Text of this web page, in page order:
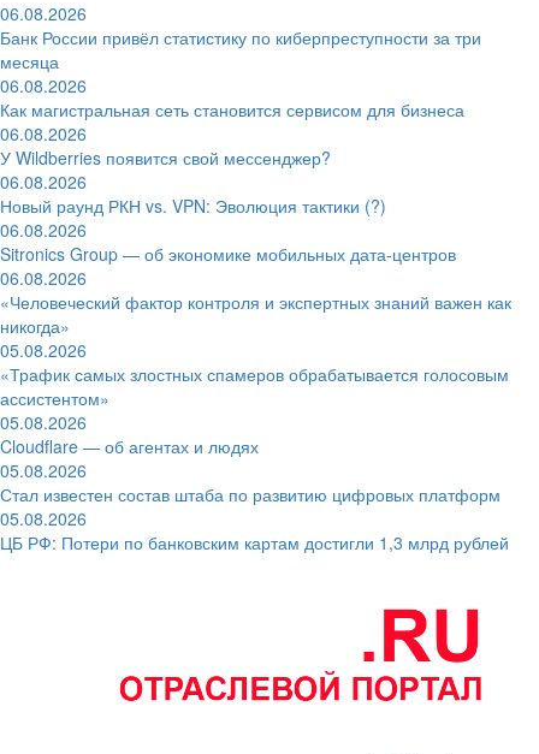
06.08.2026
Банк России привёл статистику по киберпреступности за три
месяца
06.08.2026
Как магистральная сеть становится сервисом для бизнеса
06.08.2026
У Wildberries появится свой мессенджер?
06.08.2026
Новый раунд РКН vs. VPN: Эволюция тактики (?)
06.08.2026
Sitronics Group — об экономике мобильных дата-центров
06.08.2026
«Человеческий фактор контроля и экспертных знаний важен как
никогда»
05.08.2026
«Трафик самых злостных спамеров обрабатывается голосовым
ассистентом»
05.08.2026
Cloudflare — об агентах и людях
05.08.2026
Стал известен состав штаба по развитию цифровых платформ
05.08.2026
ЦБ РФ: Потери по банковским картам достигли 1,3 млрд рублей